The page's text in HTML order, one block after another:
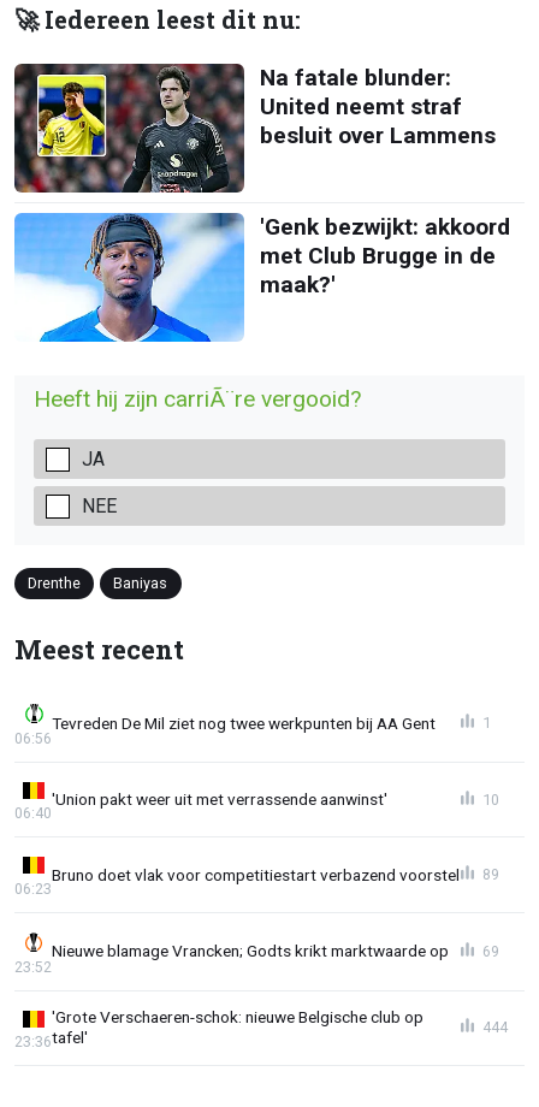
🚀 Iedereen leest dit nu:
Na fatale blunder:
United neemt straf
besluit over Lammens
'Genk bezwijkt: akkoord
met Club Brugge in de
maak?'
Heeft hij zijn carriÃ¨re vergooid?
JA
NEE
Drenthe Baniyas
Meest recent
Tevreden De Mil ziet nog twee werkpunten bij AA Gent
06:56
1
'Union pakt weer uit met verrassende aanwinst'
06:40
10
Bruno doet vlak voor competitiestart verbazend voorstel
06:23
89
Nieuwe blamage Vrancken; Godts krikt marktwaarde op
23:52
69
'Grote Verschaeren-schok: nieuwe Belgische club op
tafel'
23:36
444